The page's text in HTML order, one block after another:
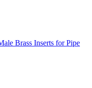
Brass Inserts for Pipe